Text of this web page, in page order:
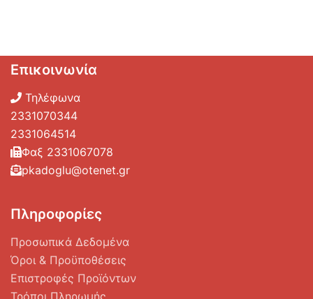
Επικοινωνία
Τηλέφωνα
2331070344
2331064514
Φαξ 2331067078
pkadoglu@otenet.gr
Πληροφορίες
Προσωπικά Δεδομένα
Όροι & Προϋποθέσεις
Επιστροφές Προϊόντων
Τρόποι Πληρωμής